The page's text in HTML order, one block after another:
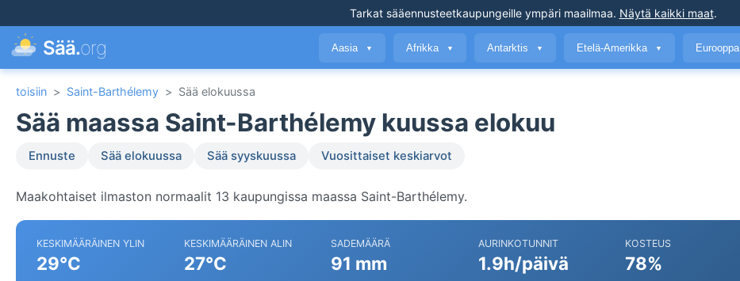
Tarkat sääennusteetkaupungeille ympäri maailmaa. Näytä kaikki maat.
Sää.org Aasia ▼ Afrikka ▼ Antarktis ▼ Etelä-Amerikka ▼ Eurooppa
toisiin > Saint-Barthélemy > Sää elokuussa
Sää maassa Saint-Barthélemy kuussa elokuu
Ennuste Sää elokuussa Sää syyskuussa Vuosittaiset keskiarvot
Maakohtaiset ilmaston normaalit 13 kaupungissa maassa Saint-Barthélemy.
KESKIMÄÄRÄINEN YLIN
29°C
KESKIMÄÄRÄINEN ALIN
27°C
SADEMÄÄRÄ
91 mm
AURINKOTUNNIT
1.9h/päivä
KOSTEUS
78%